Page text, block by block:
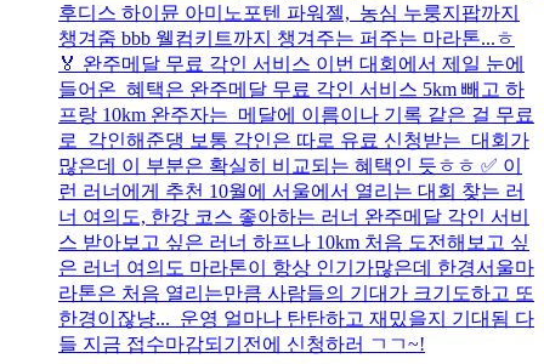
후디스 하이뮨 아미노포텐 파워젤, 농심 누룽지팝까지
챙겨줌 bbb 웰컴키트까지 챙겨주는 퍼주는 마라톤...ㅎ
🏅 완주메달 무료 각인 서비스 이번 대회에서 제일 눈에
들어온 혜택은 완주메달 무료 각인 서비스 5km 빼고 하
프랑 10km 완주자는 메달에 이름이나 기록 같은 걸 무료
로 각인해준댕 보통 각인은 따로 유료 신청받는 대회가
많은데 이 부분은 확실히 비교되는 혜택인 듯ㅎㅎ ✅ 이
런 러너에게 추천 10월에 서울에서 열리는 대회 찾는 러
너 여의도, 한강 코스 좋아하는 러너 완주메달 각인 서비
스 받아보고 싶은 러너 하프나 10km 처음 도전해보고 싶
은 러너 여의도 마라톤이 항상 인기가많은데 한경서울마
라톤은 처음 열리는만큼 사람들의 기대가 크기도하고 또
한경이잖냥... 운영 얼마나 탄탄하고 재밌을지 기대됨 다
들 지금 접수마감되기전에 신청하러 ㄱㄱ~!